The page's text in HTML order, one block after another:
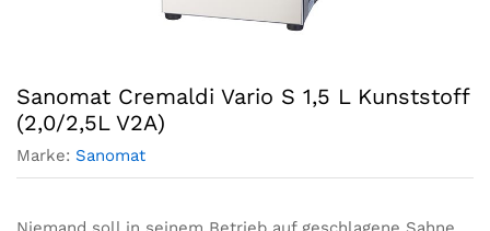
Sanomat Cremaldi Vario S 1,5 L Kunststoff
(2,0/2,5L V2A)
Marke: Sanomat